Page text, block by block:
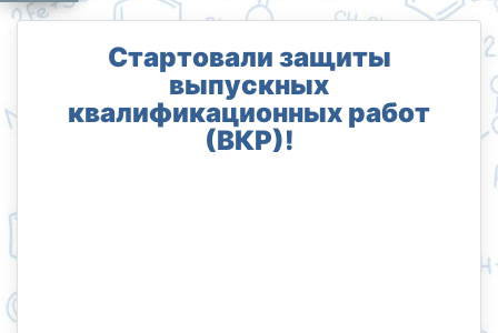
Стартовали защиты
выпускных
квалификационных работ
(ВКР)!